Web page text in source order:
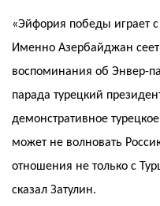
«Эйфория победы играет
Именно Азербайджан
воспоминания об Энвер-
парада турецкий
демонстративное
может не волновать
отношения не только с
сказал Затулин.